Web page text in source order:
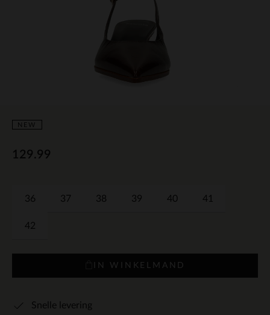
NEW
129.99
36 37 38 39 40 41
42
IN WINKELMAND
Snelle levering